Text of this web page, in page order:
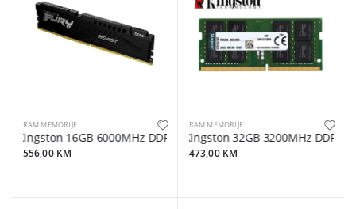
RAM MEMORIJE
Kingston 16GB 6000MHz DDR5Fury Beast, CL36, 288-pin,EXPO,
556,00 KM
RAM MEMORIJE
Kingston 32GB 3200MHz DDR4
473,00 KM